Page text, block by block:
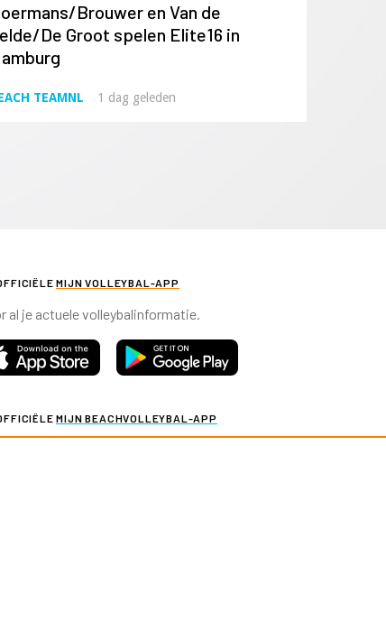
Brouwer en Van de
De Groot spelen Elite16 in
TEAMNL 1 dag geleden
MIJN VOLLEYBAL-APP
al je actuele volleybalinformatie.
MIJN BEACHVOLLEYBAL-APP